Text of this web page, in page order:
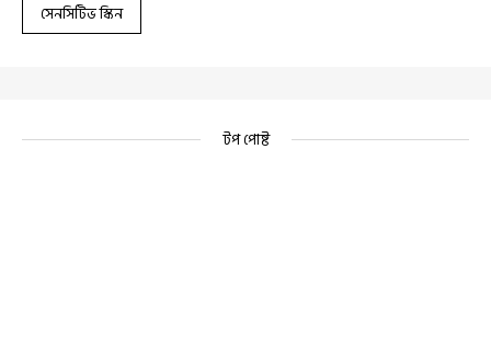
সেনসিটিভ স্কিন
টপ পোষ্ট